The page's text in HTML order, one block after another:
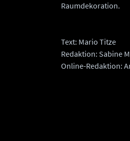
Raumdekoration.
Text: Mario Titze
Redaktion: Sabine
Online-Redaktion: